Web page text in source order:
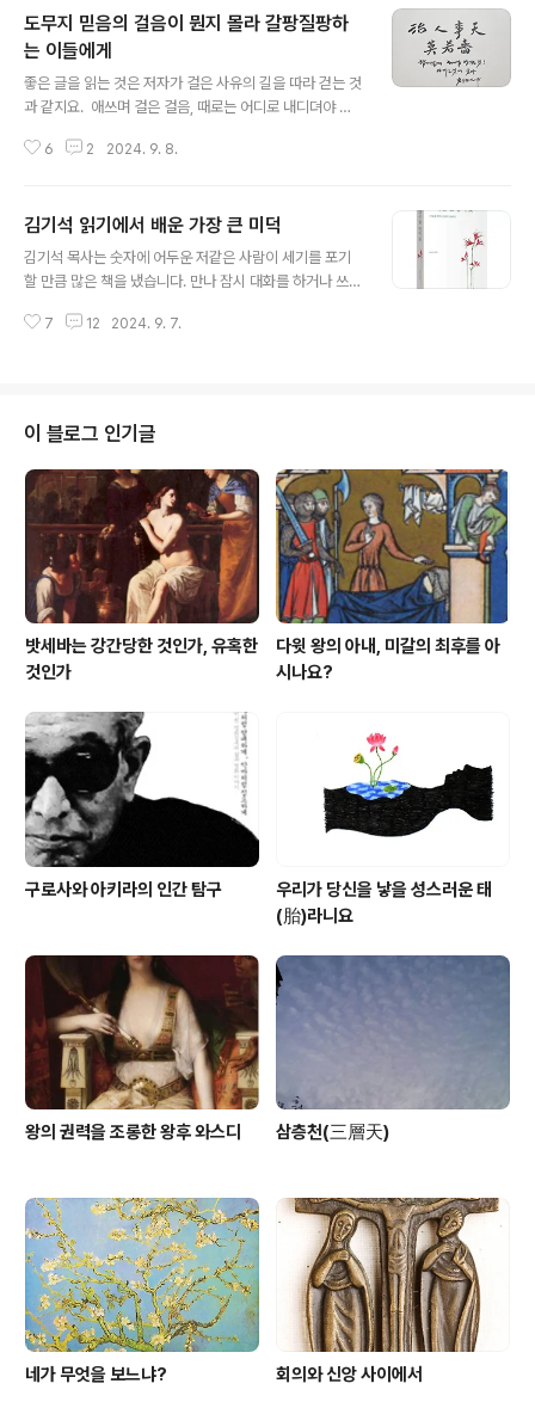
도무지 믿음의 걸음이 뭔지 몰라 갈팡질팡하
는 이들에게
좋은 글을 읽는 것은 저자가 걸은 사유의 길을 따라 걷는 것
과 같지요. 애쓰며 걸은 걸음, 때로는 어디로 내디뎌야 할
라 깊이 패인 자국들로 다양하지만 뒤따라 걷는 이는 그
며 목축일 수 있는 샘이 적당한 간격으로 표시되어 있습니
다. 길 잃을 염려는 없고 세워진 이정표들을 들여다보면 걸
음에 담겨진 다짐과 시간의 무게를 뭉근하게 느낄 수도 있
이 시작되는 때에 마치 저자와 산책하듯 《그대는 한송이
6 2 2024. 9. 8.
김기석 읽기에서 배운 가장 큰 미덕
김기석 목사는 숫자에 어두운 저같은 사람이 세기를 포기
할 만큼 많은 책을 냈습니다. 만나 잠시 대화를 하거나 쓰
다. 김기석의 신간이 나오면 얼른 읽어야 한다는 조바심에
를 기대하지 않습니다. 물론 새로운 정보로 차고 넘치지
만 거기에 현혹되지 않게 된다는 뜻입니다. 김기석의 책
을 읽으며 정보와 지식에 마음을 빼앗긴다면 매우 애석
한 일입니다. 저는 김기석 읽기에서 아날로그 감성을 회복
했습니다. 느리게 가도, 소리가 작아도 그런 불편이 더 좋
은 것일 수 있다는 이야기입니다. 이것이 김기석 읽..
7 12 2024. 9. 7.
이 블로그 인기글
밧세바는 강간당한 것인가, 유혹한
것인가
다윗 왕의 아내, 미갈의 최후를 아
시나요?
구로사와 아키라의 인간 탐구
우리가 당신을 낳을 성스러운 태
(胎)라니요
왕의 권력을 조롱한 왕후 와스디 삼층천(三層天)
네가 무엇을 보느냐? 회의와 신앙 사이에서